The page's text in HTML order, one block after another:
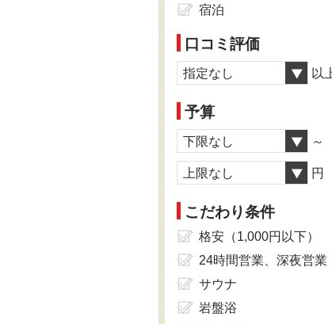
宿泊
口コミ評価
指定なし 以
予算
下限なし ～
上限なし 円
こだわり条件
格安（1,000円以下）
24時間営業、深夜営業
サウナ
岩盤浴